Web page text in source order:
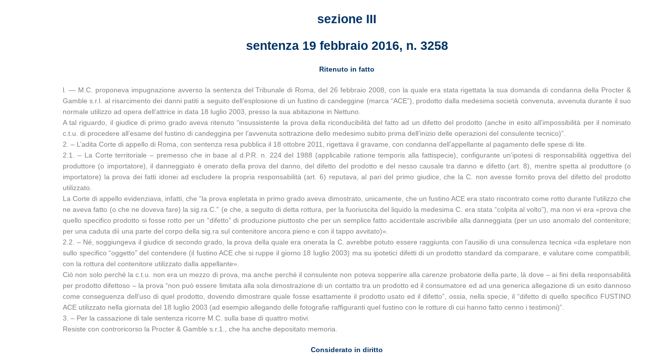
sezione III
sentenza 19 febbraio 2016, n. 3258
Ritenuto in fatto
l. — M.C. proponeva impugnazione avverso la sentenza del Tribunale di Roma, del 26 febbraio 2008, con la quale era stata rigettata la sua domanda di condanna della Procter &
Gamble s.r.l. al risarcimento dei danni patiti a seguito dell’esplosione di un fustino di candeggine (marca “ACE”), prodotto dalla medesima società convenuta, avvenuta durante il suo
normale utilizzo ad opera dell’attrice in data 18 luglio 2003, presso la sua abitazione in Nettuno.
A tal riguardo, il giudice di primo grado aveva ritenuto “insussistente la prova della riconducibilità del fatto ad un difetto del prodotto (anche in esito all’impossibilità per il nominato
c.t.u. di procedere all’esame del fustino di candeggina per l’avvenuta sottrazione dello medesimo subito prima dell’inizio delle operazioni del consulente tecnico)”.
2. – L’adita Corte di appello di Roma, con sentenza resa pubblica il 18 ottobre 2011, rigettava il gravame, con condanna dell’appellante al pagamento delle spese di lite.
2.1. – La Corte territoriale – premesso che in base al d.P.R. n. 224 del 1988 (applicabile ratione temporis alla fattispecie), configurante un’ipotesi di responsabilità oggettiva del
produttore (o importatore), il danneggiato è onerato della prova del danno, del difetto del prodotto e del nesso causale tra danno e difetto (art. 8), mentre spetta al produttore (o
importatore) la prova dei fatti idonei ad escludere la propria responsabilità (art. 6) reputava, al pari del primo giudice, che la C. non avesse fornito prova del difetto del prodotto
utilizzato.
La Corte di appello evidenziava, infatti, che “la prova espletata in primo grado aveva dimostrato, unicamente, che un fustino ACE era stato riscontrato come rotto durante l’utilizzo che
ne aveva fatto (o che ne doveva fare) la sig.ra C.” (e che, a seguito di detta rottura, per la fuoriuscita del liquido la medesima C. era stata “colpita al volto”), ma non vi era «prova che
quello specifico prodotto si fosse rotto per un “difetto” di produzione piuttosto che per un semplice fatto accidentale ascrivibile alla danneggiata (per un uso anomalo del contenitore;
per una caduta diì una parte del corpo della sig.ra sul contenitore ancora pieno e con il tappo avvitato)».
2.2. – Né, soggiungeva il giudice di secondo grado, la prova della quale era onerata la C. avrebbe potuto essere raggiunta con l’ausilio di una consulenza tecnica «da espletare non
sullo specifico “oggetto” del contendere (il fustino ACE che si ruppe il giorno 18 luglio 2003) ma su ipotetici difetti di un prodotto standard da comparare, e valutare come compatibili,
con la rottura del contenitore utilizzato dalla appellante».
Ciò non solo perché la c.t.u. non era un mezzo di prova, ma anche perché il consulente non poteva sopperire alla carenze probatorie della parte, là dove – ai fini della responsabilità
per prodotto difettoso – la prova “non può essere limitata alla sola dimostrazione di un contatto tra un prodotto ed il consumatore ed ad una generica allegazione di un esito dannoso
come conseguenza dell’uso di quel prodotto, dovendo dimostrare quale fosse esattamente il prodotto usato ed il difetto”, ossia, nella specie, il “difetto di quello specifico FUSTINO
ACE utilizzato nella giornata del 18 luglio 2003 (ad esempio allegando delle fotografie raffiguranti quel fustino con le rotture di cui hanno fatto cenno i testimoni)”.
3. – Per la cassazione di tale sentenza ricorre M.C. sulla base di quattro motivi.
Resiste con controricorso la Procter & Gamble s.r.1., che ha anche depositato memoria.
Considerato in diritto